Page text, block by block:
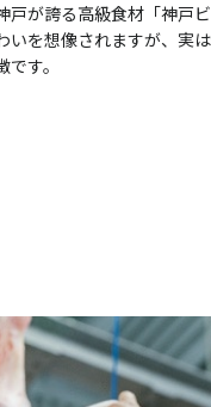
が誇る高級食材「神戸ビ
いを想像されますが、実
す。